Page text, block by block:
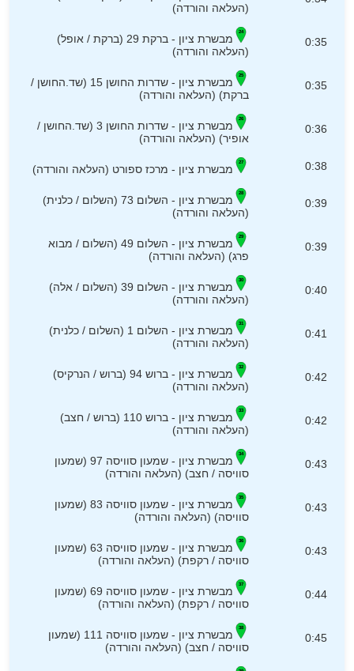
(העלאה והורדה)
0:35
מבשרת ציון - ברקת 29 (ברקת / אופל)
(העלאה והורדה)
0:35
מבשרת ציון - שדרות החושן 15 (שד.החושן /
ברקת) (העלאה והורדה)
0:36
מבשרת ציון - שדרות החושן 3 (שד.החושן /
אופיר) (העלאה והורדה)
0:38 מבשרת ציון - מרכז ספורט (העלאה והורדה)
0:39
מבשרת ציון - השלום 73 (השלום / כלנית)
(העלאה והורדה)
0:39
מבשרת ציון - השלום 49 (השלום / מבוא
פרג) (העלאה והורדה)
0:40
מבשרת ציון - השלום 39 (השלום / אלה)
(העלאה והורדה)
0:41
מבשרת ציון - השלום 1 (השלום / כלנית)
(העלאה והורדה)
0:42
מבשרת ציון - ברוש 94 (ברוש / הנרקיס)
(העלאה והורדה)
0:42
מבשרת ציון - ברוש 110 (ברוש / חצב)
(העלאה והורדה)
0:43
מבשרת ציון - שמעון סוויסה 97 (שמעון
סוויסה / חצב) (העלאה והורדה)
0:43
מבשרת ציון - שמעון סוויסה 83 (שמעון
סוויסה) (העלאה והורדה)
0:43
מבשרת ציון - שמעון סוויסה 63 (שמעון
סוויסה / רקפת) (העלאה והורדה)
0:44
מבשרת ציון - שמעון סוויסה 69 (שמעון
סוויסה / רקפת) (העלאה והורדה)
0:45
מבשרת ציון - שמעון סוויסה 111 (שמעון
סוויסה / חצב) (העלאה והורדה)